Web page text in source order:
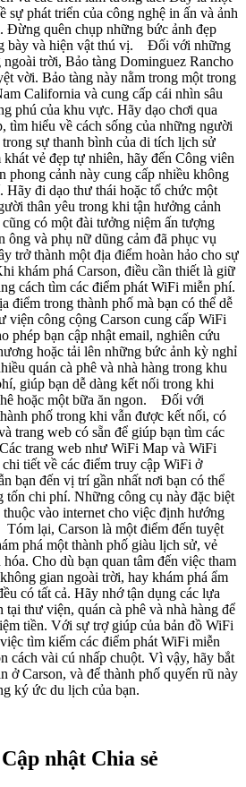
sự phát triển của công nghệ in ấn và ảnh
Đừng quên chụp những bức ảnh đẹp
bày và hiện vật thú vị. Đối với những
trời, Bảo tàng Dominguez Rancho
vời. Bảo tàng này nằm trong một trong
California và cung cấp cái nhìn sâu
phú của khu vực. Hãy dạo chơi qua
tìm hiểu về cách sống của những người
sự thanh bình của di tích lịch sử
vẻ đẹp tự nhiên, hãy đến Công viên
phong cảnh này cung cấp nhiều không
Hãy đi dạo thư thái hoặc tổ chức một
thân yêu trong khi tận hưởng cảnh
có một đài tưởng niệm ấn tượng
ông và phụ nữ dũng cảm đã phục vụ
trở thành một địa điểm hoàn hảo cho sự
khám phá Carson, điều cần thiết là giữ
cách tìm các điểm phát WiFi miễn phí.
điểm trong thành phố mà bạn có thể dễ
viện công cộng Carson cung cấp WiFi
phép bạn cập nhật email, nghiên cứu
hoặc tải lên những bức ảnh kỳ nghỉ
quán cà phê và nhà hàng trong khu
giúp bạn dễ dàng kết nối trong khi
hoặc một bữa ăn ngon. Đối với
phố trong khi vẫn được kết nối, có
trang web có sẵn để giúp bạn tìm các
trang web như WiFi Map và WiFi
tiết về các điểm truy cập WiFi ở
bạn đến vị trí gần nhất nơi bạn có thể
tốn chi phí. Những công cụ này đặc biệt
vào internet cho việc định hướng
lại, Carson là một điểm đến tuyệt
phá một thành phố giàu lịch sử, vẻ
Cho dù bạn quan tâm đến việc tham
gian ngoài trời, hay khám phá ẩm
có tất cả. Hãy nhớ tận dụng các lựa
thư viện, quán cà phê và nhà hàng để
tiền. Với sự trợ giúp của bản đồ WiFi
tìm kiếm các điểm phát WiFi miễn
cách vài cú nhấp chuột. Vì vậy, hãy bắt
ở Carson, và để thành phố quyến rũ này
ký ức du lịch của bạn.
nhật Chia sẻ